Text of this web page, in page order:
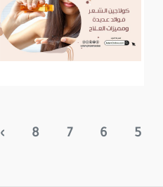
5
6
7
8
›